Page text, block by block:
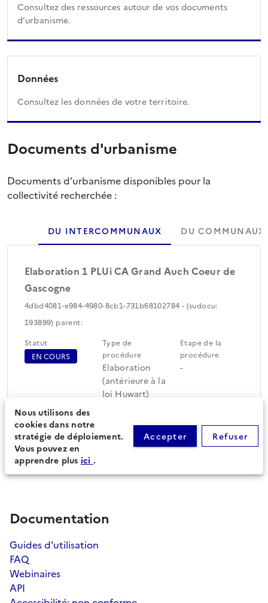
Consultez des ressources autour de vos documents
d’urbanisme.
Données
Consultez les données de votre territoire.
Documents d'urbanisme
Documents d’urbanisme disponibles pour la
collectivité recherchée :
DU INTERCOMMUNAUX DU COMMUNAUX
Elaboration 1 PLUi CA Grand Auch Coeur de
Gascogne
4dbd4081-e984-4980-8cb1-731b68102784 - (sudocu:
193899) parent:
Statut
EN COURS
Type de
procédure
Elaboration
(antérieure à la
loi Huwart)
Etape de la
procédure
-
Périmètre du document
d'urbanisme (34)
Feuille de route
Documentation
Guides d'utilisation
FAQ
Webinaires
API
Nous utilisons des
cookies dans notre
stratégie de déploiement.
Vous pouvez en
apprendre plus ici .
Accepter Refuser